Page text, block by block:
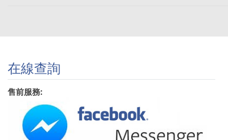
在線查詢
售前服務: